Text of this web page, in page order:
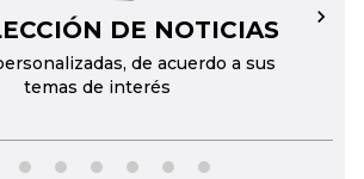
DE NOTICIAS
de acuerdo a sus
temas de interés
→